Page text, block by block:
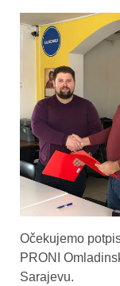
Očekujemo
PRONI
Sarajevu.